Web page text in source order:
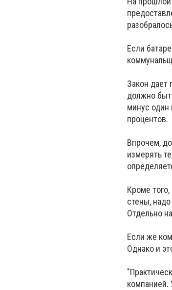
Если
Закон дает
должно
минус один
процентов.
Впрочем,
измерять
Кроме
стены,
Отдельно
Если же
Однако и
компанией.